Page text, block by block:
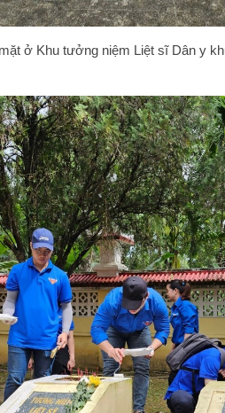
ở Khu tưởng niệm Liệt sĩ Dân y